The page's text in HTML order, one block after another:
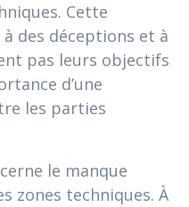
Cette
des déceptions et à
pas leurs objectifs
d’une
les parties
le manque
zones techniques. À